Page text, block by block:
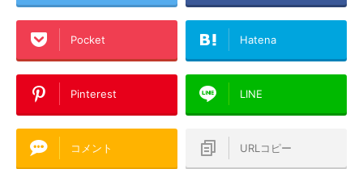
Pocket Hatena
Pinterest LINE
コメント URLコピー